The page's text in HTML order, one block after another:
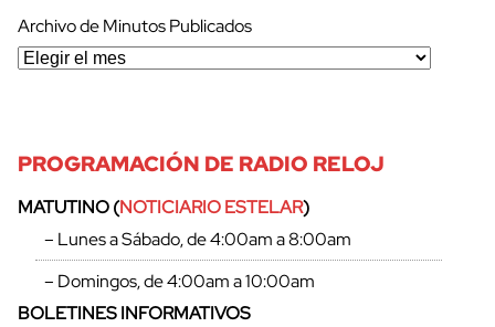
Archivo de Minutos Publicados
PROGRAMACIÓN DE RADIO RELOJ
MATUTINO (NOTICIARIO ESTELAR)
– Lunes a Sábado, de 4:00am a 8:00am
– Domingos, de 4:00am a 10:00am
BOLETINES INFORMATIVOS